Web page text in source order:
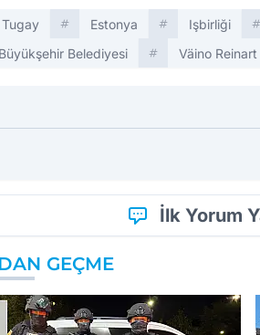
Estonya Işbirliği
Belediyesi
Väino Reinart
İlk Yorum
GEÇME